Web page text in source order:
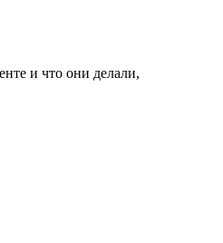
и что они делали,